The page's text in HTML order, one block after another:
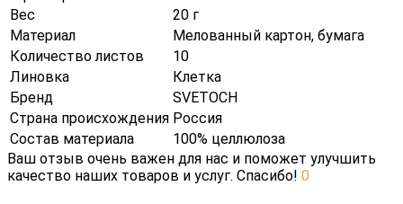
Вес
20 г
Материал
Мелованный картон, бумага
Количество листов
10
Линовка
Клетка
Бренд
SVETOCH
Страна происхождения Россия
Состав материала
100% целлюлоза
Ваш отзыв очень важен для нас и поможет улучшить
качество наших товаров и услуг. Спасибо! 0